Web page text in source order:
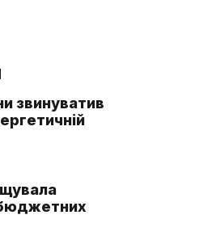
звинуватив